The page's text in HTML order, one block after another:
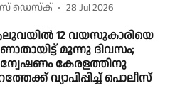
ഡെസ്ക് 28 Jul 2026
12 വയസുകാരിയെ
മൂന്നു ദിവസം;
കേരളത്തിനു
വ്യാപിപ്പിച്ച് പൊലീസ്